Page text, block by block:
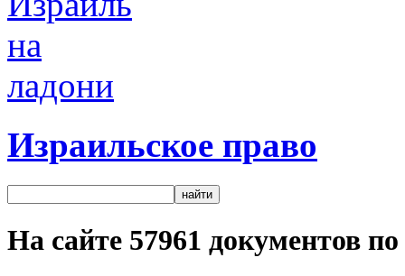
Израильское право
На сайте 57961 документов